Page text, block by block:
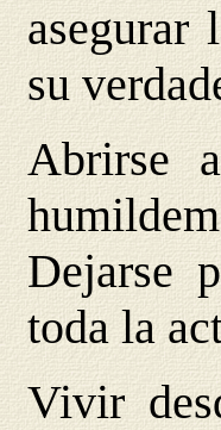
asegurar
su
Abrirse
Dejarse
toda la
Vivir